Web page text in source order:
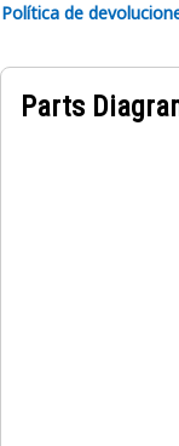
Política de
Parts